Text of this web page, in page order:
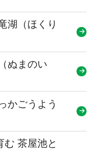
湖（ほくり
ぬまのい
かごうよう
茶屋池と